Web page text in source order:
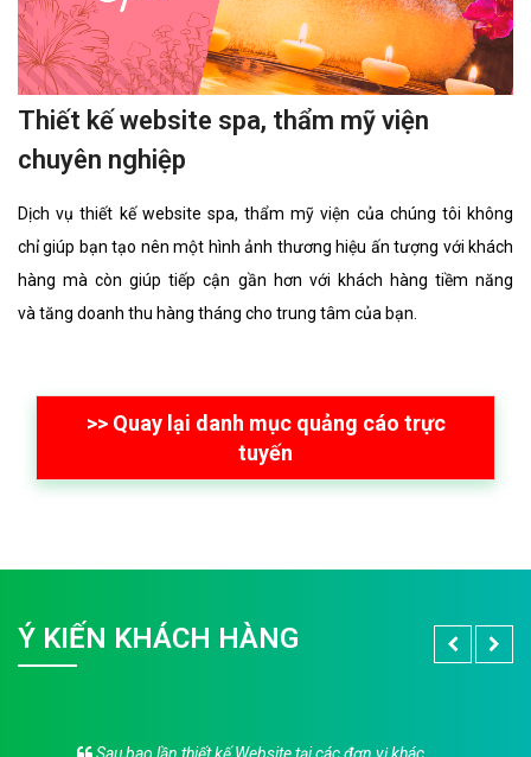
Thiết kế website spa, thẩm mỹ viện
chuyên nghiệp
Dịch vụ thiết kế website spa, thẩm mỹ viện của chúng tôi không
chỉ giúp bạn tạo nên một hình ảnh thương hiệu ấn tượng với khách
hàng mà còn giúp tiếp cận gần hơn với khách hàng tiềm năng
và tăng doanh thu hàng tháng cho trung tâm của bạn.
>> Quay lại danh mục quảng cáo trực
tuyến
Ý KIẾN KHÁCH HÀNG
Sau bao lần thiết kế Website tại các đơn vị khác